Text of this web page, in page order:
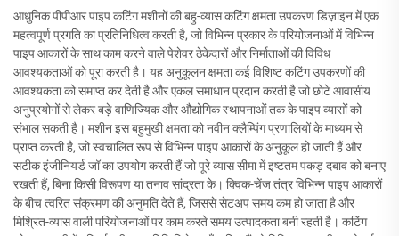
आधुनिक पीपीआर पाइप कटिंग मशीनों की बहु-व्यास कटिंग क्षमता उपकरण डिज़ाइन में एक
महत्वपूर्ण प्रगति का प्रतिनिधित्व करती है, जो विभिन्न प्रकार के परियोजनाओं में विभिन्न
पाइप आकारों के साथ काम करने वाले पेशेवर ठेकेदारों और निर्माताओं की विविध
आवश्यकताओं को पूरा करती है। यह अनुकूलन क्षमता कई विशिष्ट कटिंग उपकरणों की
आवश्यकता को समाप्त कर देती है और एकल समाधान प्रदान करती है जो छोटे आवासीय
अनुप्रयोगों से लेकर बड़े वाणिज्यिक और औद्योगिक स्थापनाओं तक के पाइप व्यासों को
संभाल सकती है। मशीन इस बहुमुखी क्षमता को नवीन क्लैम्पिंग प्रणालियों के माध्यम से
प्राप्त करती है, जो स्वचालित रूप से विभिन्न पाइप आकारों के अनुकूल हो जाती हैं और
सटीक इंजीनियर्ड जॉ का उपयोग करती हैं जो पूरे व्यास सीमा में इष्टतम पकड़ दबाव को बनाए
रखती हैं, बिना किसी विरूपण या तनाव सांद्रता के। क्विक-चेंज तंत्र विभिन्न पाइप आकारों
के बीच त्वरित संक्रमण की अनुमति देते हैं, जिससे सेटअप समय कम हो जाता है और
मिश्रित-व्यास वाली परियोजनाओं पर काम करते समय उत्पादकता बनी रहती है। कटिंग